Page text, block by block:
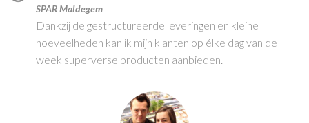
SPAR Maldegem
Dankzij de gestructureerde leveringen en kleine
hoeveelheden kan ik mijn klanten op élke dag van de
week superverse producten aanbieden.